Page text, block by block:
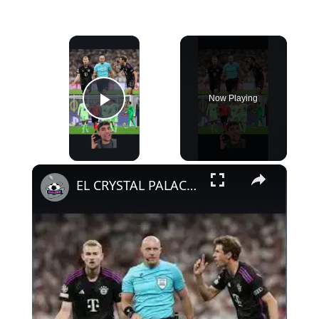
×
Play Video
Now Playing
×
EL CRYSTAL PALACE LE DA LA RAZÓN AL ATLETI